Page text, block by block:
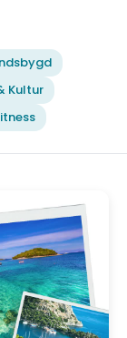
Kultur